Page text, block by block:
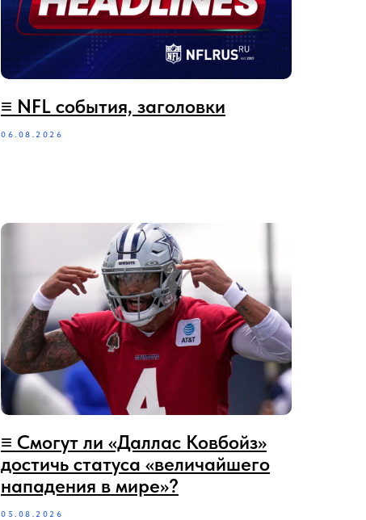
≡‪‪‪ NFL события, заголовки
06.08.2026
≡‪‪‪ Смогут ли «Даллас Ковбойз»
достичь статуса «величайшего
нападения в мире»?
05.08.2026